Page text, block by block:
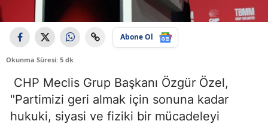
Abone Ol
Okunma Süresi: 5 dk
CHP Meclis Grup Başkanı Özgür Özel,
"Partimizi geri almak için sonuna kadar
hukuki, siyasi ve fiziki bir mücadeleyi